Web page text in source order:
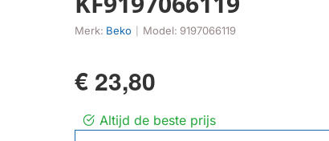
Merk: Beko Model: 9197066119
€ 23,80
Altijd de beste prijs